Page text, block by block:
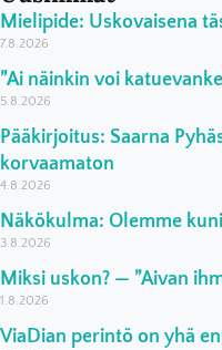
Mielipide: Uskovaisena
7.8.2026
”Ai näinkin voi
5.8.2026
Pääkirjoitus: Saarna
korvaamaton
4.8.2026
Näkökulma: Olemme
3.8.2026
Miksi uskon? — ”Aivan
1.8.2026
ViaDian perintö on yhä